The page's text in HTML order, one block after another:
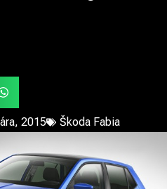
2015 Škoda Fabia